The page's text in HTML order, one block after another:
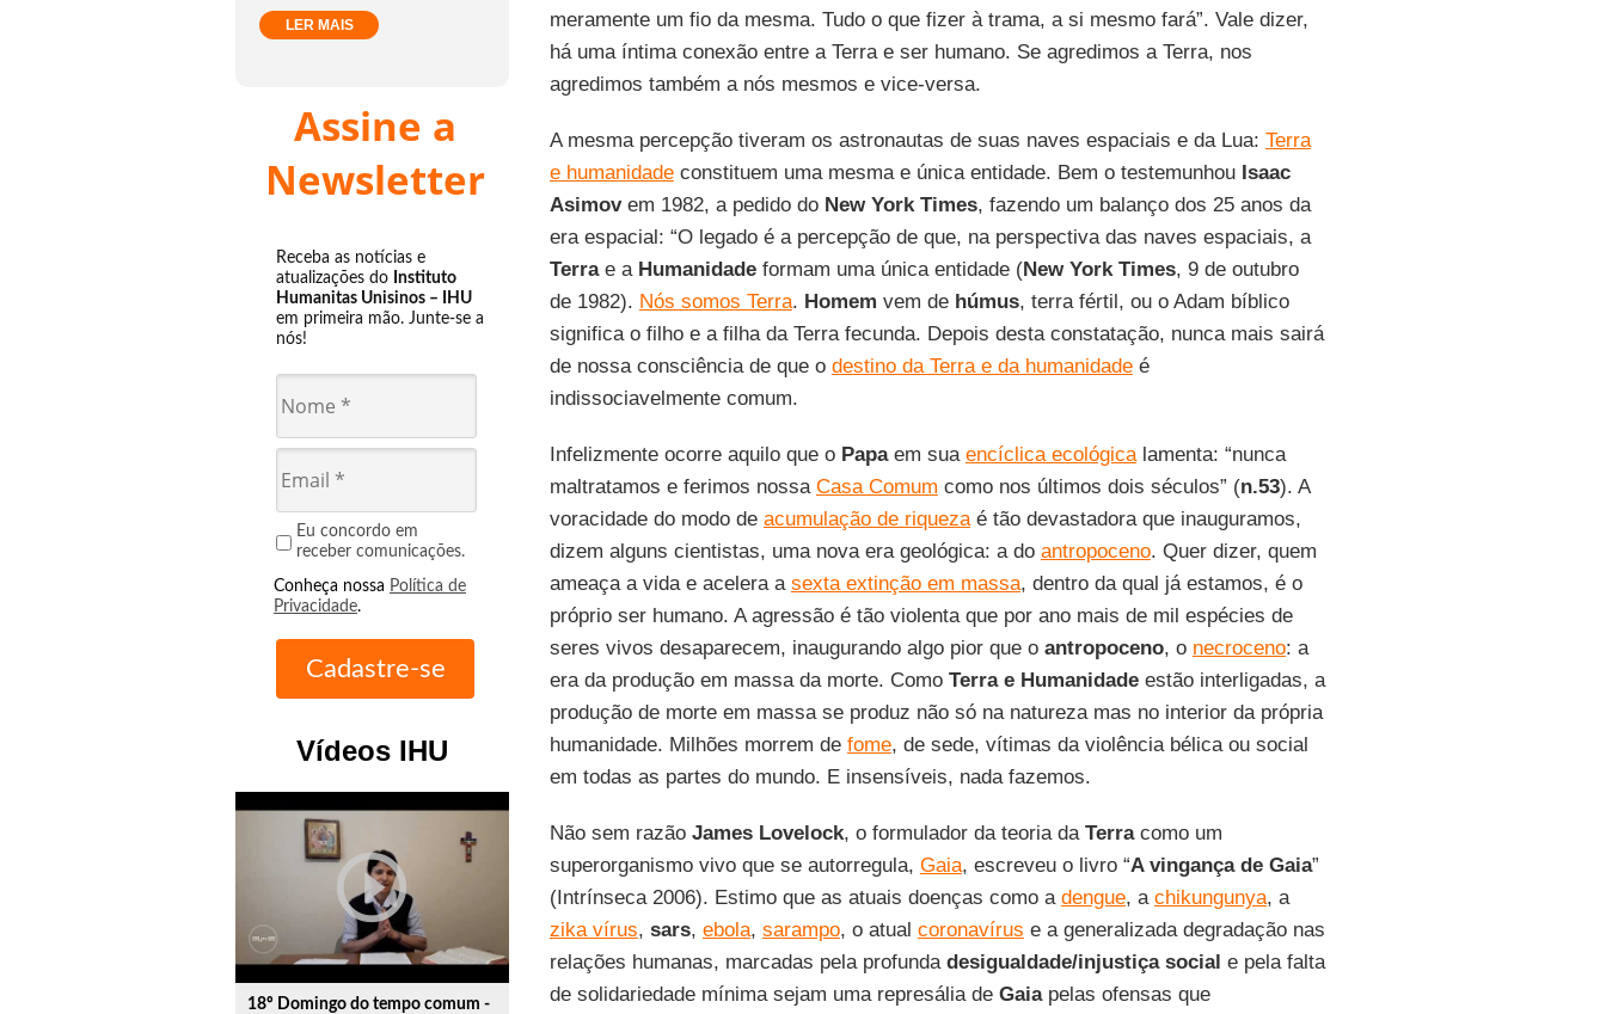
LER MAIS
Assine a
Newsletter
Receba as notícias e
atualizações do Instituto
Humanitas Unisinos – IHU
em primeira mão. Junte-se a
nós!
Eu concordo em
receber comunicações.
Conheça nossa Política de
Privacidade.
Vídeos IHU
play_circle_outline
18º Domingo do tempo comum -
meramente um fio da mesma. Tudo o que fizer à trama, a si mesmo fará”. Vale dizer,
há uma íntima conexão entre a Terra e ser humano. Se agredimos a Terra, nos
agredimos também a nós mesmos e vice-versa.
A mesma percepção tiveram os astronautas de suas naves espaciais e da Lua: Terra
e humanidadeconstituem uma mesma e única entidade. Bem o testemunhou Isaac
Asimovem 1982, a pedido do New York Times, fazendo um balanço dos 25 anos da
era espacial: “O legado é a percepção de que, na perspectiva das naves espaciais, a
Terrae a Humanidadeformam uma única entidade (New York Times, 9 de outubro
de 1982). Nós somos Terra. Homem vem de húmus, terra fértil, ou o Adam bíblico
significa o filho e a filha da Terra fecunda. Depois desta constatação, nunca mais sairá
de nossa consciência de que o destino da Terra e da humanidadeé
indissociavelmente comum.
Infelizmente ocorre aquilo que o Papaem sua encíclica ecológicalamenta: “nunca
maltratamos e ferimos nossa Casa Comum como nos últimos dois séculos” (n.53). A
voracidade do modo de acumulação de riquezaé tão devastadora que inauguramos,
dizem alguns cientistas, uma nova era geológica: a do antropoceno. Quer dizer, quem
ameaça a vida e acelera a sexta extinção em massa, dentro da qual já estamos, é o
próprio ser humano. A agressão é tão violenta que por ano mais de mil espécies de
seres vivos desaparecem, inaugurando algo pior que o antropoceno, o necroceno: a
era da produção em massa da morte. Como Terra e Humanidadeestão interligadas, a
produção de morte em massa se produz não só na natureza mas no interior da própria
humanidade. Milhões morrem de fome, de sede, vítimas da violência bélica ou social
em todas as partes do mundo. E insensíveis, nada fazemos.
Não sem razão James Lovelock, o formulador da teoria da Terracomo um
superorganismo vivo que se autorregula, Gaia, escreveu o livro “A vingança de Gaia”
(Intrínseca 2006). Estimo que as atuais doenças como a dengue, a chikungunya, a
zika vírus, sars, ebola, sarampo, o atual coronavírus e a generalizada degradação nas
relações humanas, marcadas pela profunda desigualdade/injustiça social e pela falta
de solidariedade mínima sejam uma represália de Gaiapelas ofensas que